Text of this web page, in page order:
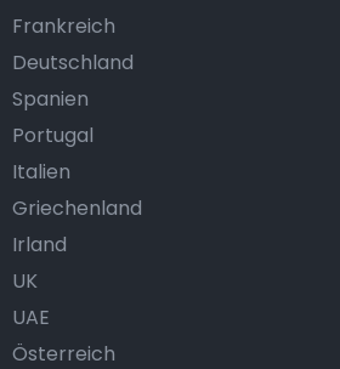
Frankreich
Deutschland
Spanien
Portugal
Italien
Griechenland
Irland
UK
UAE
Österreich